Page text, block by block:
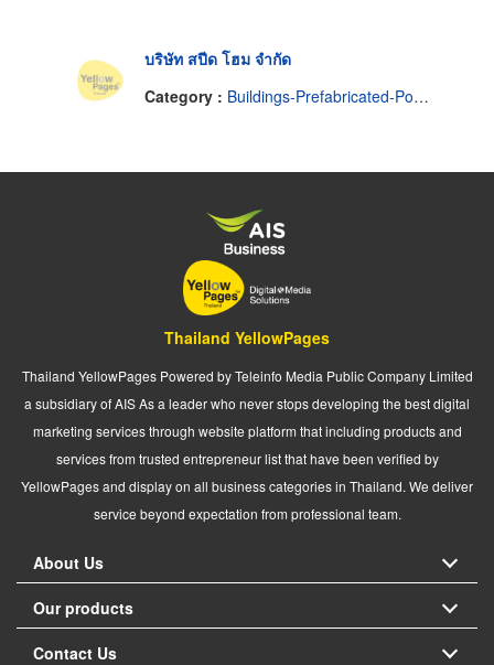
บริษัท สปีด โฮม จำกัด
Category : Buildings-Prefabricated-Portable
Thailand YellowPages
Thailand YellowPages Powered by Teleinfo Media Public Company Limited
a subsidiary of AIS As a leader who never stops developing the best digital
marketing services through website platform that including products and
services from trusted entrepreneur list that have been verified by
YellowPages and display on all business categories in Thailand. We deliver
service beyond expectation from professional team.
About Us
Our products
Contact Us